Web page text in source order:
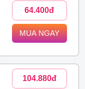
64.400đ
MUA NGAY
104.880đ